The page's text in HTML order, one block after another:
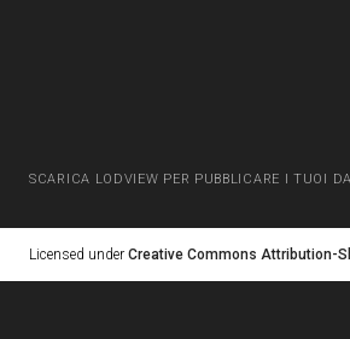
SCARICA LODVIEW PER PUBBLICARE I TUOI
Licensed under Creative Commons Attribution-